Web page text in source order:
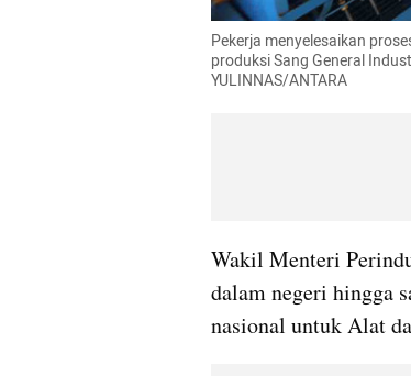
Pekerja menyelesaikan
produksi Sang General
YULINNAS/ANTARA
Wakil Menteri
dalam negeri hingga
nasional untuk Alat